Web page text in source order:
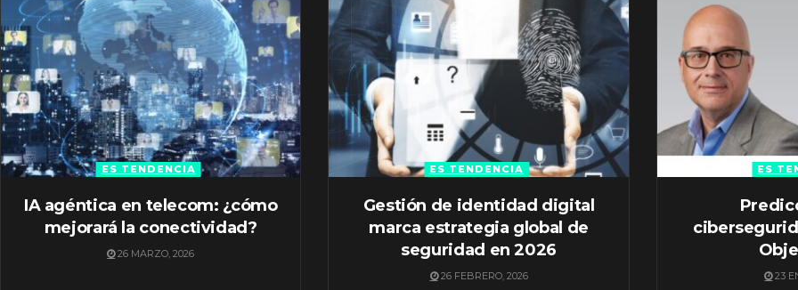
ES TENDENCIA
IA agéntica en telecom: ¿cómo
mejorará la conectividad?
26 MARZO, 2026
ES TENDENCIA
Gestión de identidad digital
marca estrategia global de
seguridad en 2026
26 FEBRERO, 2026
ES
23